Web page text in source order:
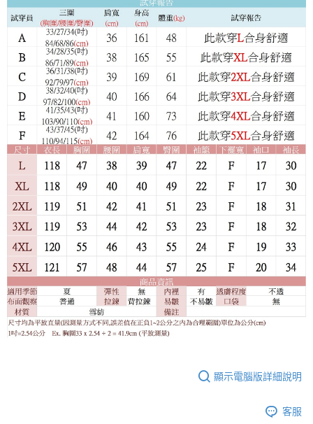
顯示電腦版詳細說明
客服